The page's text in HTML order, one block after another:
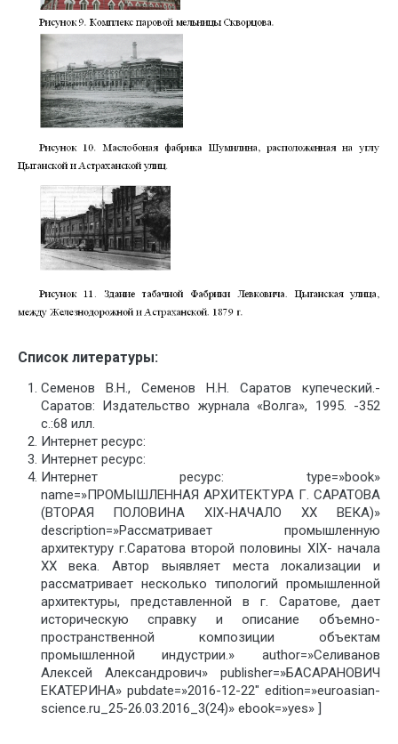
Список литературы:
Семенов В.Н., Семенов Н.Н. Саратов купеческий.-
Саратов: Издательство журнала «Волга», 1995. -352
с.:68 илл.
Интернет ресурс:
Интернет ресурс:
Интернет ресурс: type=»book»
name=»ПРОМЫШЛЕННАЯ АРХИТЕКТУРА Г. САРАТОВА
(ВТОРАЯ ПОЛОВИНА XIX-НАЧАЛО ХХ ВЕКА)»
description=»Рассматривает промышленную
архитектуру г.Саратова второй половины XIX- начала
ХХ века. Автор выявляет места локализации и
рассматривает несколько типологий промышленной
архитектуры, представленной в г. Саратове, дает
историческую справку и описание объемно-
пространственной композиции объектам
промышленной индустрии.» author=»Селиванов
Алексей Александрович» publisher=»БАСАРАНОВИЧ
ЕКАТЕРИНА» pubdate=»2016-12-22″ edition=»euroasian-
science.ru_25-26.03.2016_3(24)» ebook=»yes» ]